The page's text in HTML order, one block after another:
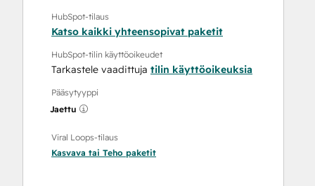
HubSpot-tilaus
Katso kaikki yhteensopivat paketit
HubSpot-tilin käyttöoikeudet
Tarkastele vaadittuja tilin käyttöoikeuksia
Pääsytyyppi
Jaettu
Viral Loops-tilaus
Kasvava tai Teho paketit